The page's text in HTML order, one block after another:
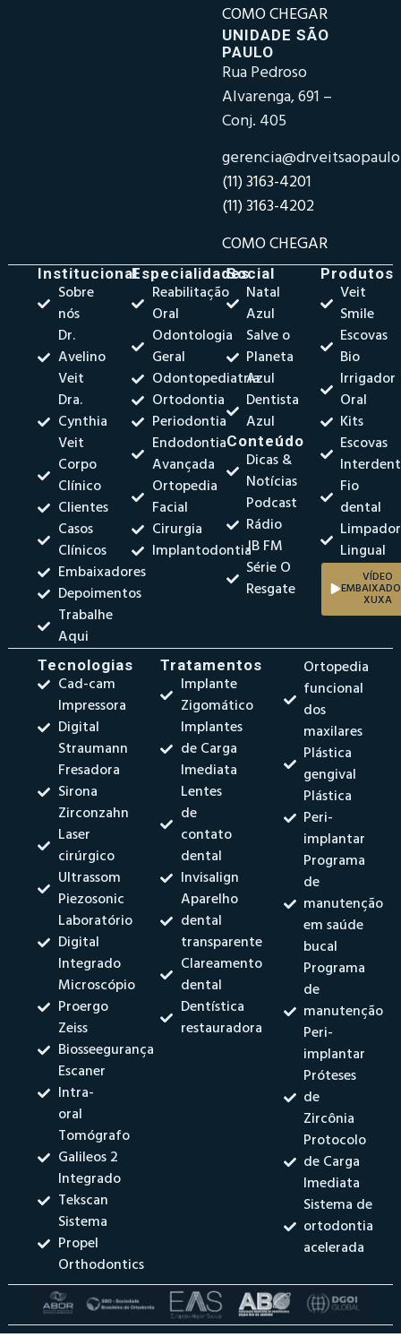
COMO CHEGAR
UNIDADE SÃO
PAULO
Rua Pedroso
Alvarenga, 691 –
Conj. 405
(11) 3163-4201
(11) 3163-4202
COMO CHEGAR
Institucional
Sobre
nós
Dr.
Avelino
Veit
Dra.
Cynthia
Veit
Corpo
Clínico
Clientes
Casos
Clínicos
Embaixadores
Depoimentos
Trabalhe
Aqui
Especialidades
Reabilitação
Oral
Odontologia
Geral
Odontopediatria
Ortodontia
Periodontia
Endodontia
Avançada
Ortopedia
Facial
Cirurgia
Implantodontia
Social
Natal
Azul
Salve o
Planeta
Azul
Dentista
Azul
Conteúdo
Dicas &
Notícias
Podcast
Rádio
JB FM
Série O
Resgate
Produtos
Veit
Smile
Escovas
Bio
Irrigador
Oral
Kits
Escovas
Fio
dental
Limpador
Lingual
VÍDEO
XUXA
Tecnologias
Cad-cam
Impressora
Digital
Straumann
Fresadora
Sirona
Zirconzahn
Laser
cirúrgico
Ultrassom
Piezosonic
Laboratório
Digital
Integrado
Microscópio
Proergo
Zeiss
Biosseegurança
Escaner
Intra-
oral
Tomógrafo
Galileos 2
Integrado
Tekscan
Sistema
Propel
Orthodontics
Tratamentos
Implante
Zigomático
Implantes
de Carga
Imediata
Lentes
de
contato
dental
Invisalign
Aparelho
dental
transparente
Clareamento
dental
Dentística
restauradora
Ortopedia
funcional
dos
maxilares
Plástica
gengival
Plástica
Peri-
implantar
Programa
de
manutenção
em saúde
bucal
Programa
de
manutenção
Peri-
implantar
Próteses
de
Zircônia
Protocolo
de Carga
Imediata
Sistema de
ortodontia
acelerada